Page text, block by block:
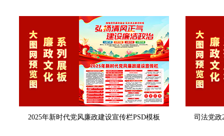
2025年新时代党风廉政建设宣传栏PSD模板 司法党政